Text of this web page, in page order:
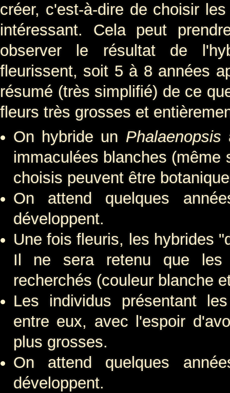
créer, c'est-à-dire de choisir
intéressant. Cela peut
observer le résultat de
fleurissent, soit 5 à 8 années
résumé (très simplifié) de ce
fleurs très grosses et
On hybride un Phalaenopsis
immaculées blanches
choisis peuvent être
On attend quelques
développent.
Une fois fleuris, les hybrides
Il ne sera retenu que les
recherchés (couleur blanche
Les individus présentant
entre eux, avec l'espoir
plus grosses.
On attend quelques
développent.